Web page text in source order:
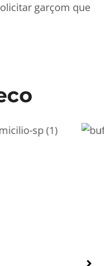
garçom que